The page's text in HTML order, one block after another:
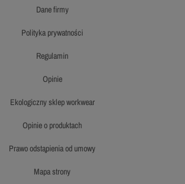
dane firmy
polityka prywatności
regulamin
opinie
ekologiczny sklep workwear
opinie o produktach
prawo odstąpienia od umowy
mapa strony